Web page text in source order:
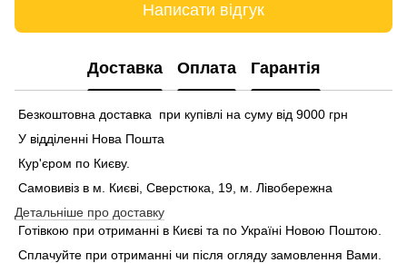
Написати відгук
Доставка Оплата Гарантія
Безкоштовна доставка при купівлі на суму від 9000 грн
У відділенні Нова Пошта
Кур'єром по Києву.
Самовивіз в м. Києві, Сверстюка, 19, м. Лівобережна
Детальніше про доставку
Готівкою при отриманні в Києві та по Україні Новою Поштою.
Сплачуйте при отриманні чи після огляду замовлення Вами.